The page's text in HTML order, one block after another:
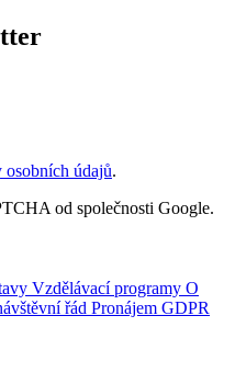
osobních údajů.
od společnosti Google.
Vzdělávací programy O
řád Pronájem GDPR